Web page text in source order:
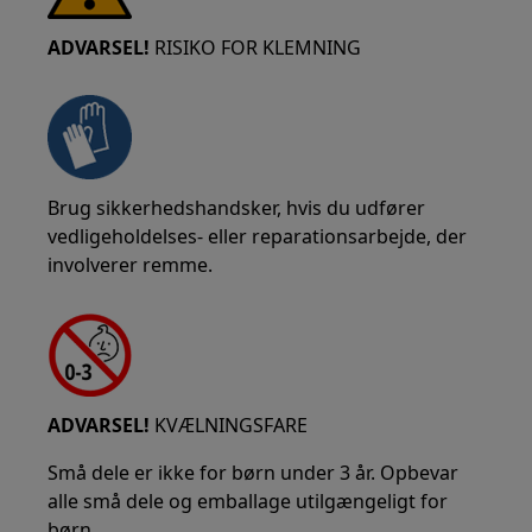
ADVARSEL! RISIKO FOR KLEMNING
Brug sikkerhedshandsker, hvis du udfører
vedligeholdelses- eller reparationsarbejde, der
involverer remme.
ADVARSEL! KVÆLNINGSFARE
Små dele er ikke for børn under 3 år. Opbevar
alle små dele og emballage utilgængeligt for